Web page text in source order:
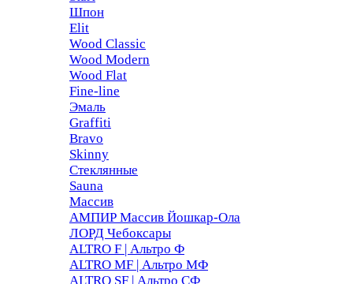
Шпон
Elit
Wood Classic
Wood Modern
Wood Flat
Fine-line
Эмаль
Graffiti
Bravo
Skinny
Стеклянные
Sauna
Массив
АМПИР Массив Йошкар-Ола
ЛОРД Чебоксары
ALTRO F | Альтро Ф
ALTRO MF | Альтро МФ
ALTRO SF | Альтро СФ